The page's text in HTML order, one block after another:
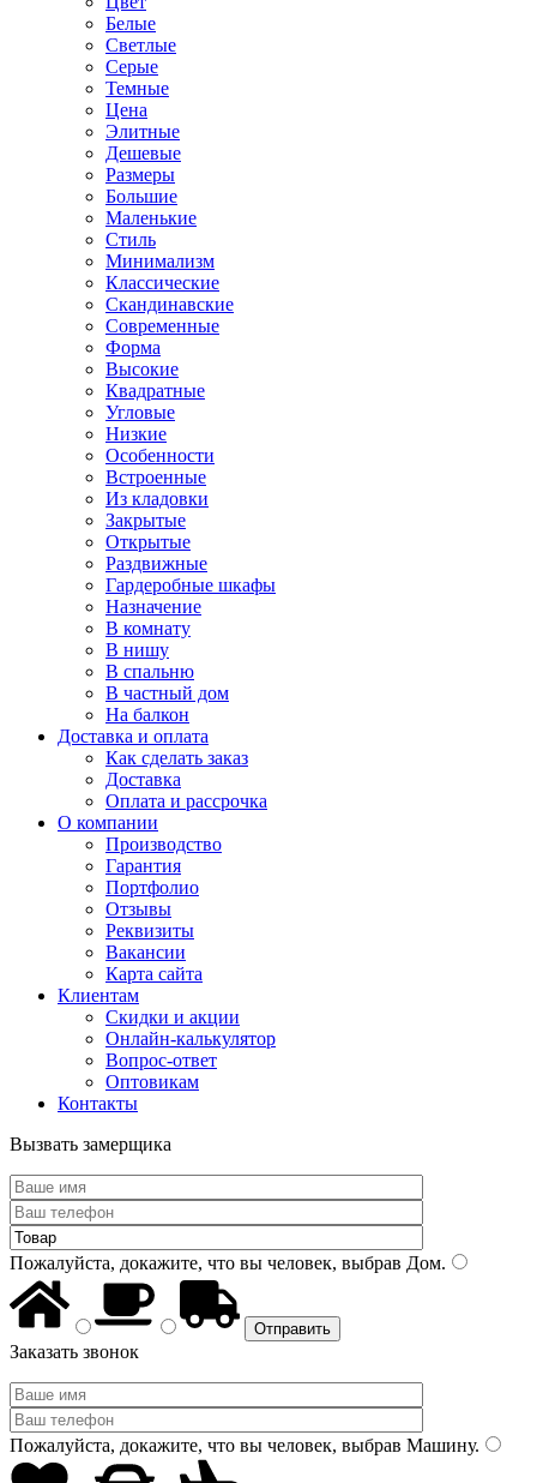
Белые
Светлые
Серые
Темные
Цена
Элитные
Дешевые
Размеры
Большие
Маленькие
Стиль
Минимализм
Классические
Скандинавские
Современные
Форма
Высокие
Квадратные
Угловые
Низкие
Особенности
Встроенные
Из кладовки
Закрытые
Открытые
Раздвижные
Гардеробные шкафы
Назначение
В комнату
В нишу
В спальню
В частный дом
На балкон
Доставка и оплата
Как сделать заказ
Доставка
Оплата и рассрочка
О компании
Производство
Гарантия
Портфолио
Отзывы
Реквизиты
Вакансии
Карта сайта
Клиентам
Скидки и акции
Онлайн-калькулятор
Вопрос-ответ
Оптовикам
Контакты
Вызвать замерщика
Пожалуйста, докажите, что вы человек, выбрав Дом.
Заказать звонок
Пожалуйста, докажите, что вы человек, выбрав Машину.